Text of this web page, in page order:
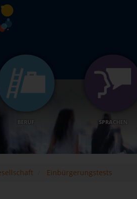
BERUF SPRACHEN
Einbürgerungstests